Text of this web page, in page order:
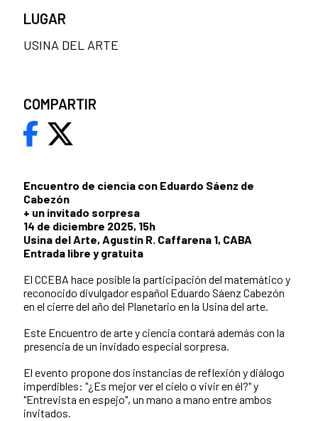
Encuentro de ciencia con Eduardo Sáenz de
Cabezón
+ un invitado sorpresa
14 de diciembre 2025, 15h
Usina del Arte, Agustín R. Caffarena 1, CABA
Entrada libre y gratuita
El CCEBA hace posible la participación del matemático y
reconocido divulgador español Eduardo Sáenz Cabezón
en el cierre del año del Planetario en la Usina del arte.
Este Encuentro de arte y ciencia contará además con la
presencia de un invidado especial sorpresa.
El evento propone dos instancias de reflexión y diálogo
imperdibles: "¿Es mejor ver el cielo o vivir en él?" y
"Entrevista en espejo", un mano a mano entre ambos
invitados.
LUGAR
USINA DEL ARTE
COMPARTIR